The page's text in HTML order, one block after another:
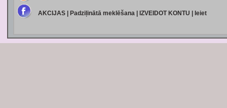
AKCIJAS| Padziļinātā meklēšana| IZVEIDOT KONTU Ieiet